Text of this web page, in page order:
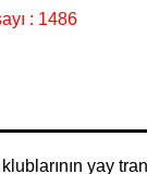
: 1486
yay